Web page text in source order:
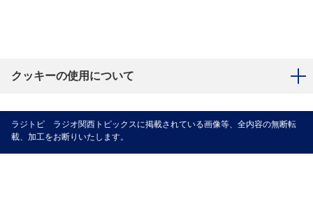
クッキーの使用について
ラジトピ ラジオ関西トピックスに掲載されている画像等、全内容の無断転
載、加工をお断りいたします。